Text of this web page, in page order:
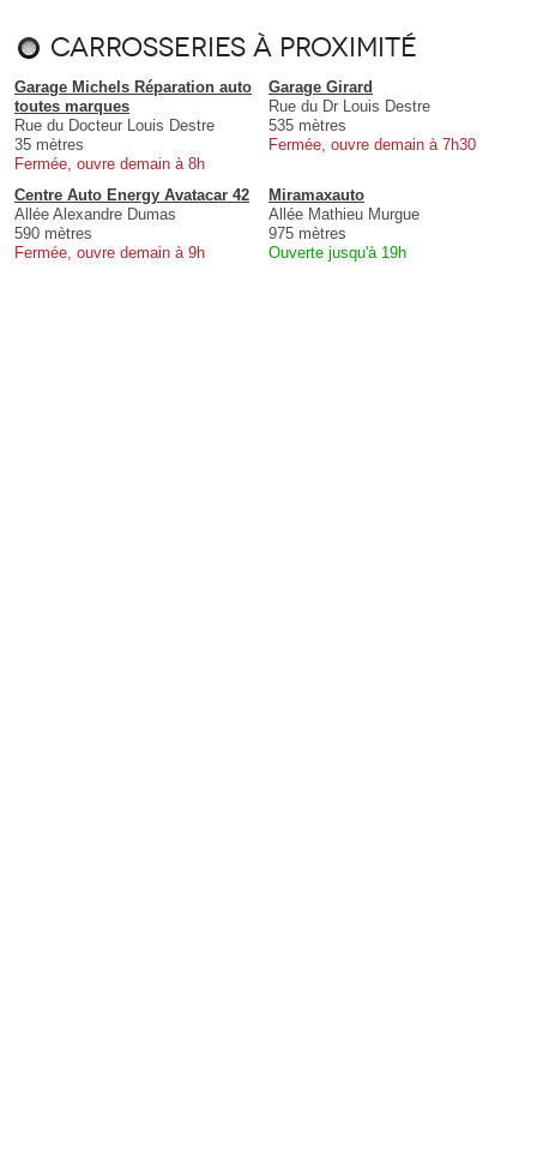
Carrosseries à proximité
Garage Michels Réparation auto
toutes marques
Rue du Docteur Louis Destre
35 mètres
Fermée, ouvre demain à 8h
Garage Girard
Rue du Dr Louis Destre
535 mètres
Fermée, ouvre demain à 7h30
Centre Auto Energy Avatacar 42
Allée Alexandre Dumas
590 mètres
Fermée, ouvre demain à 9h
Miramaxauto
Allée Mathieu Murgue
975 mètres
Ouverte jusqu'à 19h